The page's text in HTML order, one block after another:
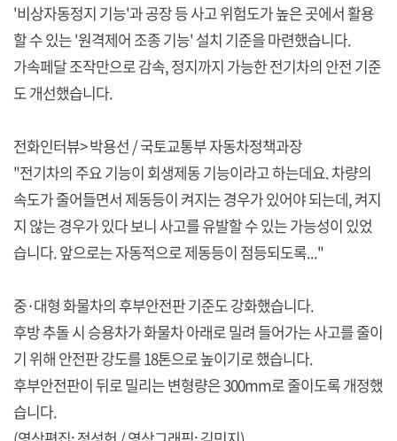
'비상자동정지 기능'과 공장 등 사고 위험도가 높은 곳에서 활용
할 수 있는 '원격제어 조종 기능' 설치 기준을 마련했습니다.
가속페달 조작만으로 감속, 정지까지 가능한 전기차의 안전 기준
도 개선했습니다.
전화인터뷰> 박용선 / 국토교통부 자동차정책과장
"전기차의 주요 기능이 회생제동 기능이라고 하는데요. 차량의
속도가 줄어들면서 제동등이 켜지는 경우가 있어야 되는데, 켜지
지 않는 경우가 있다 보니 사고를 유발할 수 있는 가능성이 있었
습니다. 앞으로는 자동적으로 제동등이 점등되도록..."
중·대형 화물차의 후부안전판 기준도 강화했습니다.
후방 추돌 시 승용차가 화물차 아래로 밀려 들어가는 사고를 줄이
기 위해 안전판 강도를 18톤으로 높이기로 했습니다.
후부안전판이 뒤로 밀리는 변형량은 300mm로 줄이도록 개정했
습니다.